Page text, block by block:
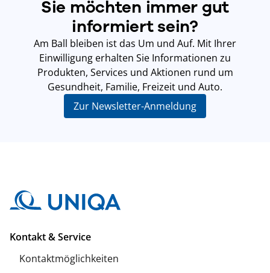
Sie möchten immer gut
informiert sein?
Am Ball bleiben ist das Um und Auf. Mit Ihrer
Einwilligung erhalten Sie Informationen zu
Produkten, Services und Aktionen rund um
Gesundheit, Familie, Freizeit und Auto.
Zur Newsletter-Anmeldung
Kontakt & Service
Kontaktmöglichkeiten